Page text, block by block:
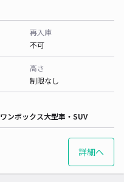
再入庫
不可
高さ
制限なし
ワンボックス大型車・SUV
詳細へ